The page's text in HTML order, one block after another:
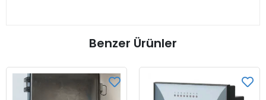
Benzer Ürünler